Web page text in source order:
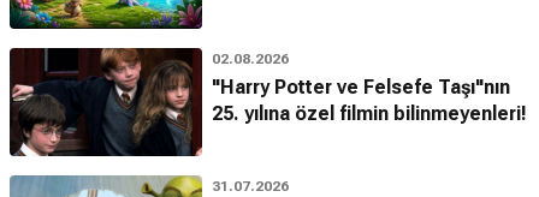
02.08.2026
"Harry Potter ve Felsefe Taşı"nın
25. yılına özel filmin bilinmeyenleri!
31.07.2026